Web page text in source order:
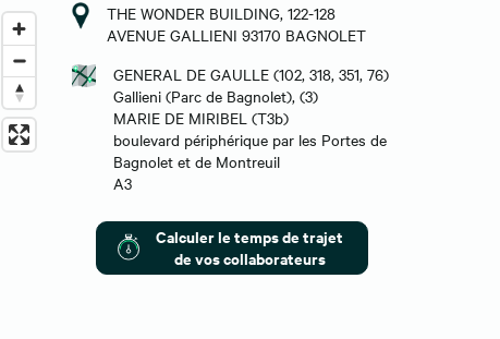
THE WONDER BUILDING, 122-128
AVENUE GALLIENI 93170 BAGNOLET
GENERAL DE GAULLE (102, 318, 351, 76)
Gallieni (Parc de Bagnolet), (3)
MARIE DE MIRIBEL (T3b)
boulevard périphérique par les Portes de
Bagnolet et de Montreuil
A3
Calculer le temps de trajet
de vos collaborateurs